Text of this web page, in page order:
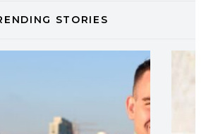
cofanetti beauty
STORIES